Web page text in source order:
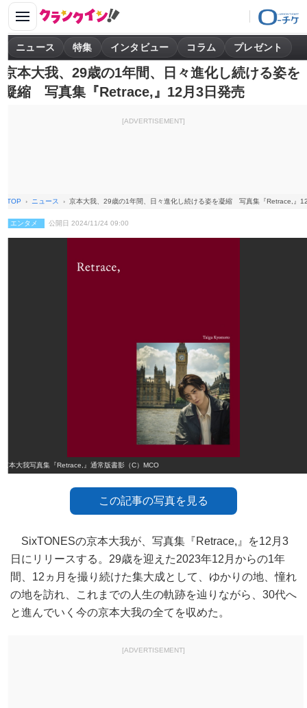
ニュース 特集 インタビュー コラム プレゼント
京本大我、29歳の1年間、日々進化し続ける姿を
凝縮 写真集『Retrace,』12月3日発売
[ADVERTISEMENT]
TOP ニュース 京本大我、29歳の1年間、日々進化し続ける姿を凝縮 写真集『Retrace,』
エンタメ 公開日 2024/11/24 09:00
京本大我写真集『Retrace,』通常版書影（C）MCO
この記事の写真を見る
SixTONESの京本大我が、写真集『Retrace,』を12月3
日にリリースする。29歳を迎えた2023年12月からの1年
間、12ヵ月を撮り続けた集大成として、ゆかりの地、憧れ
の地を訪れ、これまでの人生の軌跡を辿りながら、30代へ
と進んでいく今の京本大我の全てを収めた。
[ADVERTISEMENT]